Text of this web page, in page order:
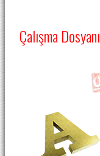
Çalışma